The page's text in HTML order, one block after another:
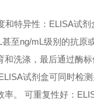
和特异性：ELISA试
至ng/mL级别的抗
洗涤，最后通过酶
试剂盒可同时检
。 可重复性好：